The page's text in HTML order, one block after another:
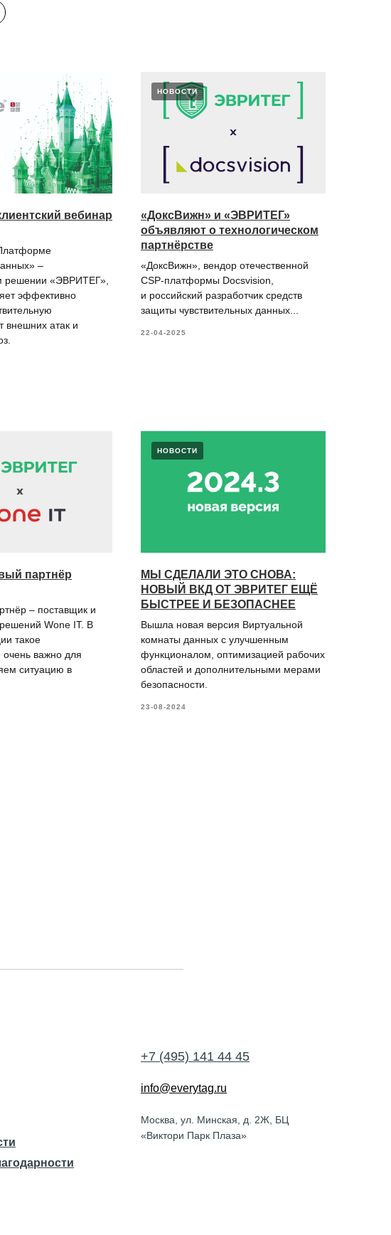
вебинар
–
решении «ЭВРИТЕГ»,
эффективно
атак и
НОВОСТИ
«ДоксВижн» и «ЭВРИТЕГ»
объявляют о технологическом
партнёрстве
«ДоксВижн», вендор отечественной
CSP-платформы Docsvision,
и российский разработчик средств
защиты чувствительных данных...
22-04-2025
партнёр
– поставщик и
Wone IT. В
такое
очень важно для
ситуацию в
НОВОСТИ
МЫ СДЕЛАЛИ ЭТО СНОВА:
НОВЫЙ ВКД ОТ ЭВРИТЕГ ЕЩЁ
БЫСТРЕЕ И БЕЗОПАСНЕЕ
Вышла новая версия Виртуальной
комнаты данных с улучшенным
функционалом, оптимизацией рабочих
областей и дополнительными мерами
безопасности.
23-08-2024
+7 (495) 141 44 45
info@everytag.ru
Москва, ул. Минская, д. 2Ж, БЦ
«Виктори Парк Плаза»